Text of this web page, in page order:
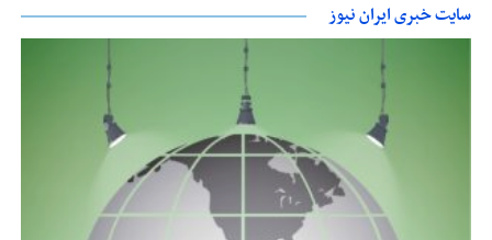
سایت خبری ایران نیوز